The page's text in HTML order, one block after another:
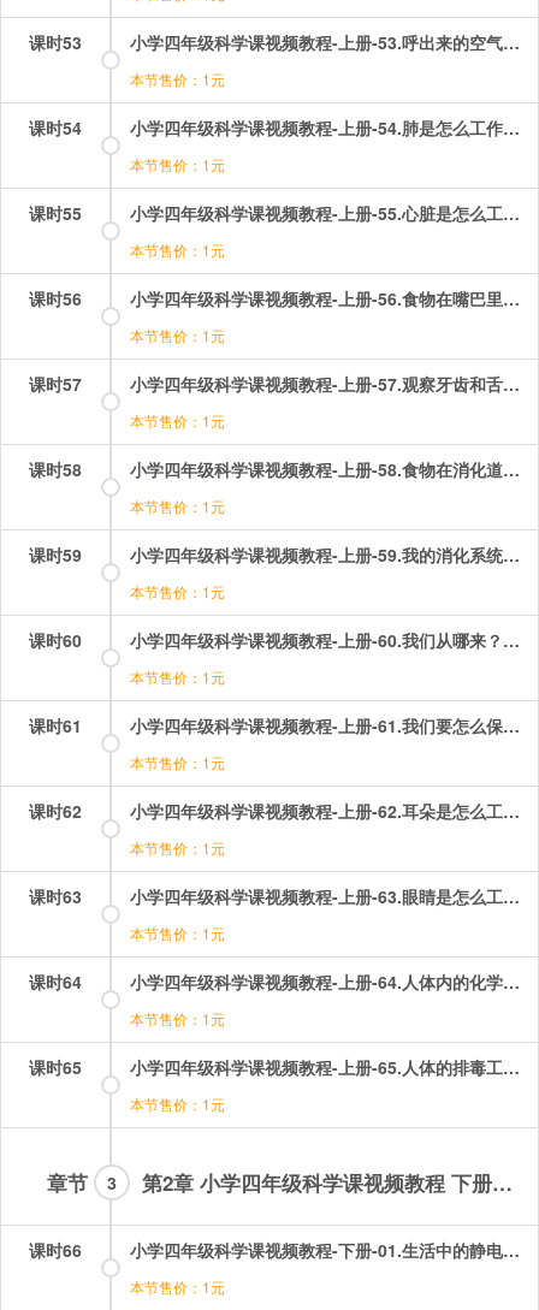
课时53 小学四年级科学课视频教程-上册-53.呼出来的空气.mp4
本节售价：1元
课时54 小学四年级科学课视频教程-上册-54.肺是怎么工作的？.mp4
本节售价：1元
课时55 小学四年级科学课视频教程-上册-55.心脏是怎么工作的？.mp4
本节售价：1元
课时56 小学四年级科学课视频教程-上册-56.食物在嘴巴里的变化.mp4
本节售价：1元
课时57 小学四年级科学课视频教程-上册-57.观察牙齿和舌头.mp4
本节售价：1元
课时58 小学四年级科学课视频教程-上册-58.食物在消化道里的变化.mp4
本节售价：1元
课时59 小学四年级科学课视频教程-上册-59.我的消化系统.mp4
本节售价：1元
课时60 小学四年级科学课视频教程-上册-60.我们从哪来？.mp4
本节售价：1元
课时61 小学四年级科学课视频教程-上册-61.我们要怎么保护自己！.mp4
本节售价：1元
课时62 小学四年级科学课视频教程-上册-62.耳朵是怎么工作的？.mp4
本节售价：1元
课时63 小学四年级科学课视频教程-上册-63.眼睛是怎么工作的？.mp4
本节售价：1元
课时64 小学四年级科学课视频教程-上册-64.人体内的化学武器.mp4
本节售价：1元
课时65 小学四年级科学课视频教程-上册-65.人体的排毒工厂.mp4
本节售价：1元
章节 第2章 小学四年级科学课视频教程 下册部分
3
课时66 小学四年级科学课视频教程-下册-01.生活中的静电现象（一）——体验静电现象.mp4
本节售价：1元